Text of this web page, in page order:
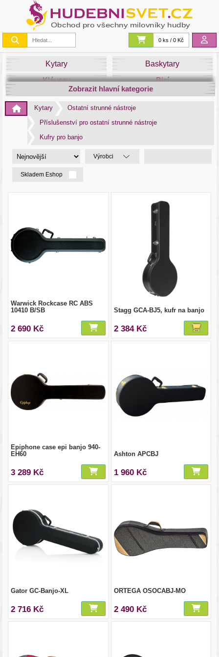
0 ks / 0 Kč
Kytary
Baskytary
Klávesy
Bicí
Smyčce
Dechy
Zobrazit hlavní kategorie
Kytary
Ostatní strunné nástroje
Příslušenství pro ostatní strunné nástroje
Kufry pro banjo
Výrobci
Skladem Eshop
Warwick Rockcase RC ABS
10410 B/SB
2 690 Kč
Stagg GCA-BJ5, kufr na banjo
2 384 Kč
Epiphone case epi banjo 940-
EH60
3 289 Kč
Ashton APCBJ
1 960 Kč
Gator GC-Banjo-XL
2 716 Kč
ORTEGA OSOCABJ-MO
2 490 Kč